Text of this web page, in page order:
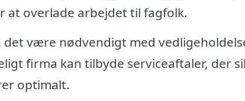
at overlade arbejdet til fagfolk.
det være nødvendigt med
firma kan tilbyde serviceaftaler, der
optimalt.